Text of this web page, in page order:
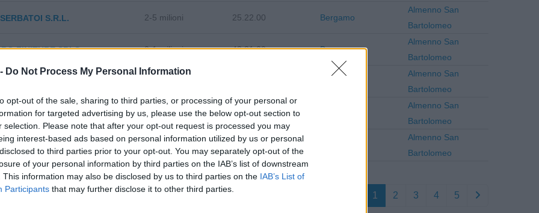
Do Not Process My Personal Information
opt-out of the sale, sharing to third parties, or processing of your personal or
for targeted advertising by us, please use the below opt-out section to
selection. Please note that after your opt-out request is processed you may
interest-based ads based on personal information utilized by us or personal
to third parties prior to your opt-out. You may separately opt-out of the
of your personal information by third parties on the IAB’s list of downstream
This information may also be disclosed by us to third parties on the IAB’s List of
Participants that may further disclose it to other third parties.
S.R.L. 2-5 milioni 25.22.00 Bergamo
Almenno San
Bartolomeo
FINITURE SRLS 0-1 milioni 43.31.00 Bergamo
Almenno San
Bartolomeo
Almenno San
Bartolomeo
S.R.L. 2-5 milioni 49.41.00
Almenno San
Bartolomeo
S.R.L. 56.11.20
Almenno San
Bartolomeo
1 2 3 4 5